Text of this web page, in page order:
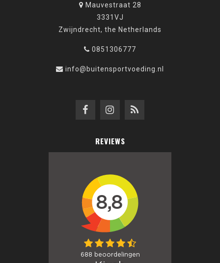
Mauvestraat 28
3331VJ
Zwijndrecht, the Netherlands
0851306777
info@buitensportvoeding.nl
REVIEWS